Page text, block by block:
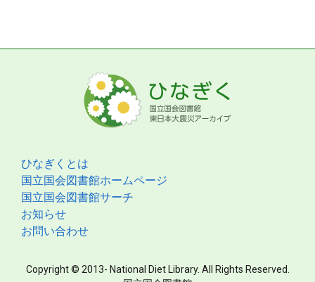
ひなぎくとは
国立国会図書館ホームページ
国立国会図書館サーチ
お知らせ
お問い合わせ
Copyright © 2013- National Diet Library. All Rights Reserved.